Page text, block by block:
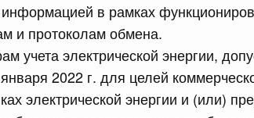
в рамках
и протоколам обмена.
учета электрической энергии,
2022 г. для целей
электрической энергии и (или)
Федерации от 21.07.2026 г. № 919
Российской Федерации от 12 марта
понедельник